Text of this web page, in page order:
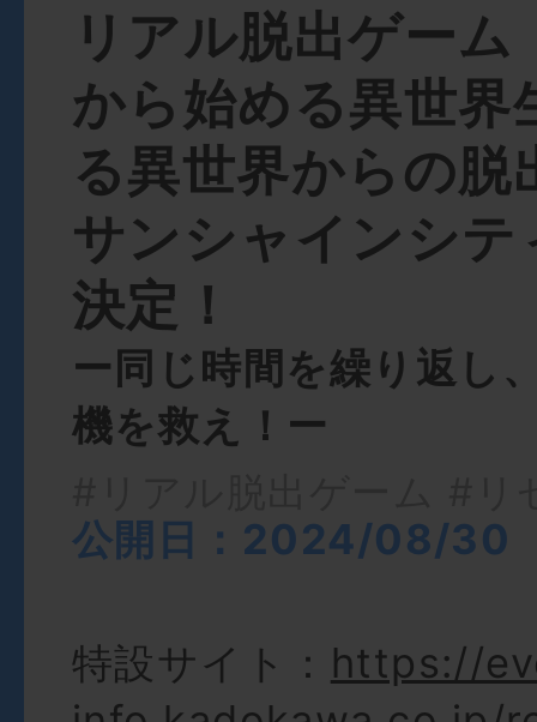
リアル脱出ゲーム
から始める異世界
る異世界からの脱
サンシャインシテ
決定！
ー同じ時間を繰り返し
機を救え！ー
公開日：2024/08/30
特設サイト： https://